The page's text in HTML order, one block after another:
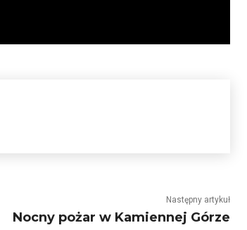
Następny artykuł
Nocny pożar w Kamiennej Górze